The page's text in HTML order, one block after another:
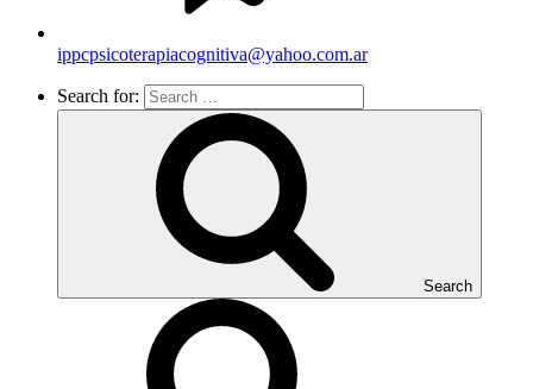
ippcpsicoterapiacognitiva@yahoo.com.ar
Search for:
Search